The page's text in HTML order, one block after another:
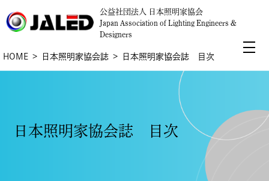
公益社団法人 日本照明家協会
Japan Association of Lighting Engineers &
Designers
HOME 日本照明家協会誌 日本照明家協会誌 目次
日本照明家協会誌 目次